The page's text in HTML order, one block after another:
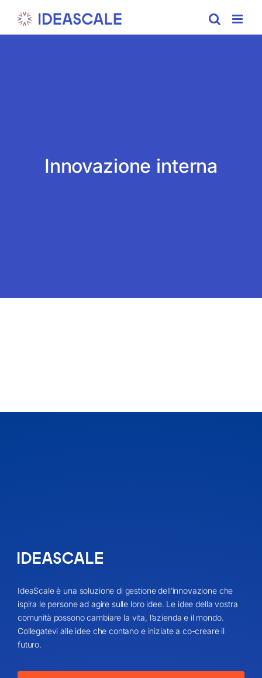
Innovazione interna
IdeaScale è una soluzione di gestione dell’innovazione che
ispira le persone ad agire sulle loro idee. Le idee della vostra
comunità possono cambiare la vita, l’azienda e il mondo.
Collegatevi alle idee che contano e iniziate a co-creare il
futuro.